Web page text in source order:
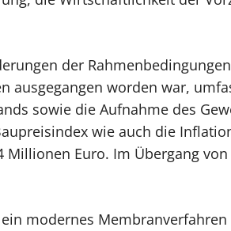
der
ausgegangen worden war,
sowie die Aufnahme des
wie auch die
Euro. Im Übergang
modernes